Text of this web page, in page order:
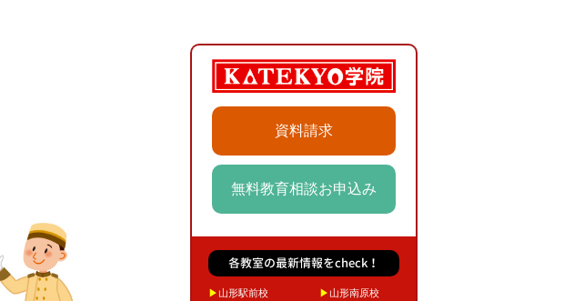
資料請求
無料教育相談お申込み
各教室の最新情報をcheck！
▶山形駅前校 ▶山形南原校